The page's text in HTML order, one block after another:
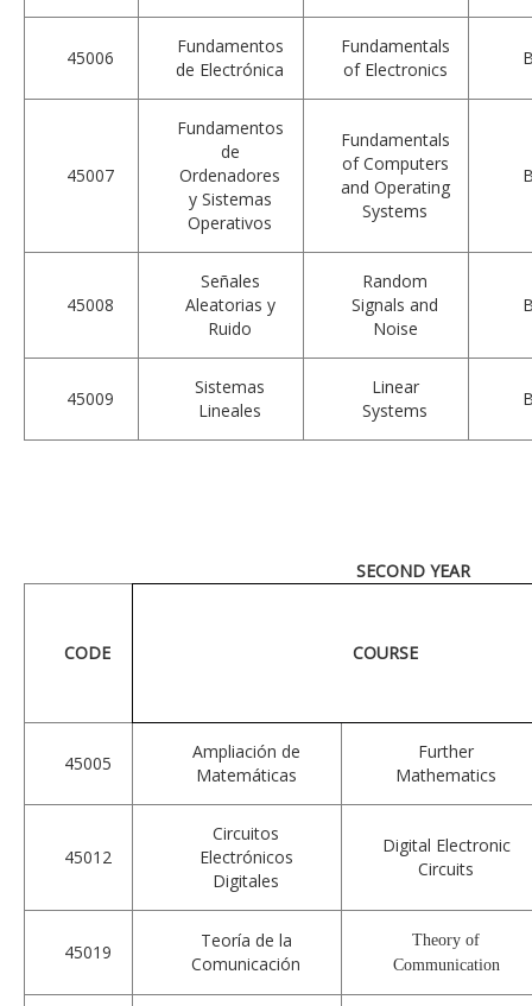
45006
Fundamentos
de Electrónica
Fundamentals
of Electronics
45007
Fundamentos
de
Ordenadores
y Sistemas
Operativos
Fundamentals
of Computers
and Operating
Systems
45008
Señales
Aleatorias y
Ruido
Random
Signals and
Noise
45009
Sistemas
Lineales
Linear
Systems
CODE COURSE
45005
Ampliación de
Matemáticas
Further
Mathematics
45012
Circuitos
Electrónicos
Digitales
Digital Electronic
Circuits
45019
Teoría de la
Comunicación
Theory of
Communication
SECOND YEAR